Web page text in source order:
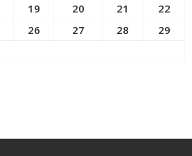
19 20 21
22
26 27 28
29